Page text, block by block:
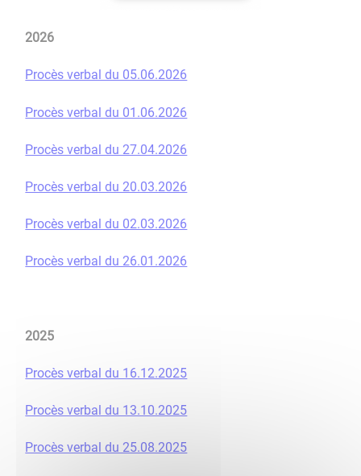
2026
Procès verbal du 05.06.2026
Procès verbal du 01.06.2026
Procès verbal du 27.04.2026
Procès verbal du 20.03.2026
Procès verbal du 02.03.2026
Procès verbal du 26.01.2026
2025
Procès verbal du 16.12.2025
Procès verbal du 13.10.2025
Procès verbal du 25.08.2025